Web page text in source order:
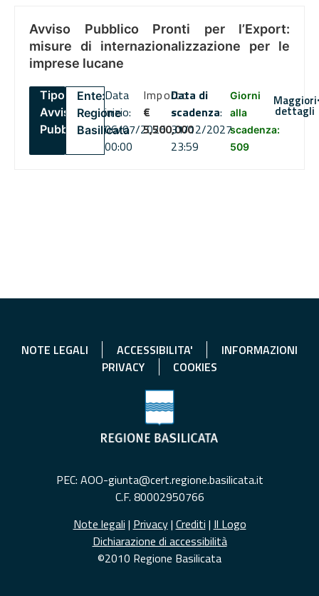
Avviso Pubblico Pronti per l’Export:
misure di internazionalizzazione per le
imprese lucane
Tipo:
Avviso
Pubblico
Ente:
Regione
Basilicata
Data
inizio:
06/07/2026
00:00
Importo
€
5,500,000
Data di
scadenza:
31/12/2027
23:59
Giorni
alla
scadenza:
509
Maggiori
dettagli
NOTE LEGALI ACCESSIBILITA'
INFORMAZIONI
PRIVACY
COOKIES
PEC: AOO-giunta@cert.regione.basilicata.it
C.F. 80002950766
Note legali | Privacy| Crediti | Il Logo
Dichiarazione di accessibilità
©2010 Regione Basilicata